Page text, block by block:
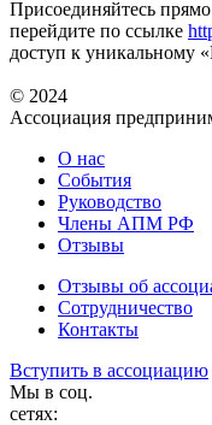
Присоединяйтесь
перейдите по ссылке
доступ к уникальному
© 2024
Ассоциация
О нас
События
Руководство
Члены АПМ РФ
Отзывы
Отзывы об
Сотрудничество
Контакты
Вступить в ассоциацию
Мы в соц.
сетях: